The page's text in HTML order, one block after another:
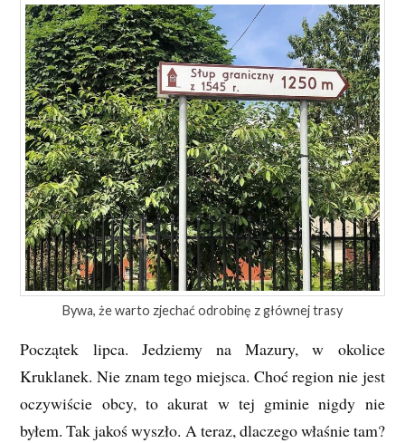
Bywa, że warto zjechać odrobinę z głównej trasy
Początek lipca. Jedziemy na Mazury, w okolice
Kruklanek. Nie znam tego miejsca. Choć region nie jest
oczywiście obcy, to akurat w tej gminie nigdy nie
byłem. Tak jakoś wyszło. A teraz, dlaczego właśnie tam?